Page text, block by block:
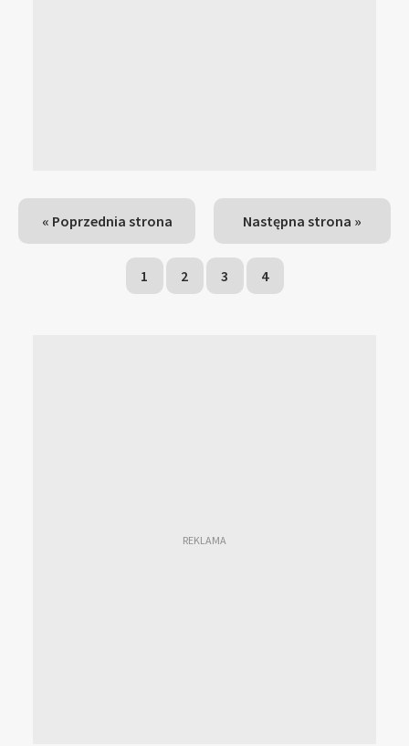
« Poprzednia strona Następna strona »
1 2 3 4